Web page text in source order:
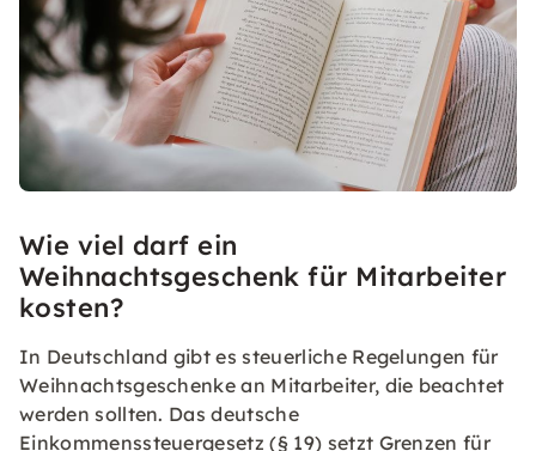
Wie viel darf ein
Weihnachtsgeschenk für Mitarbeiter
kosten?
In Deutschland gibt es steuerliche Regelungen für
Weihnachtsgeschenke an Mitarbeiter, die beachtet
werden sollten. Das deutsche
Einkommenssteuergesetz (§ 19) setzt Grenzen für